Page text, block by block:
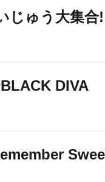
じゅう大集合
DIVA